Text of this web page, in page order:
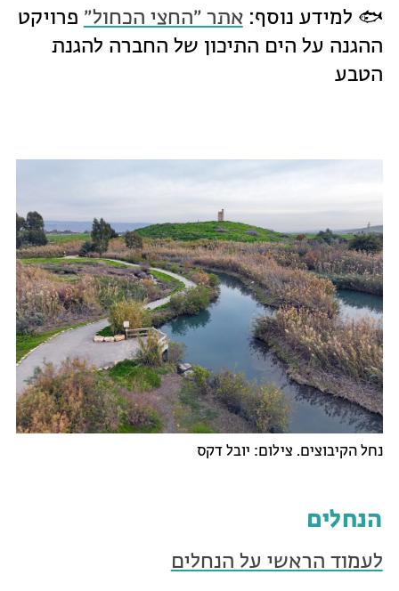
🐟 למידע נוסף:אתר ״החצי הכחול״ פרויקט
ההגנה על הים התיכון של החברה להגנת
הטבע
נחל הקיבוצים. צילום: יובל דקס
הנחלים
לעמוד הראשי על הנחלים